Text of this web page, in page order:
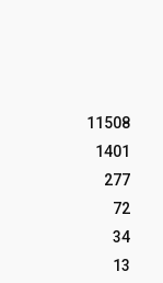
11508
1401
277
72
34
13